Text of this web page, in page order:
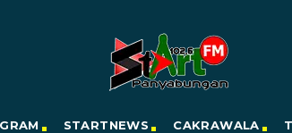
STARTNEWS CAKRAWALA